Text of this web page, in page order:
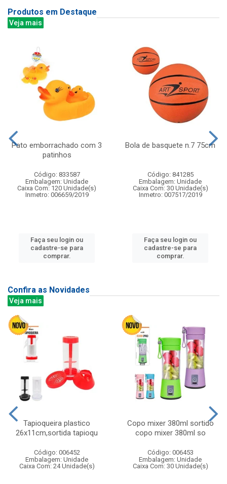
Produtos em Destaque
Veja mais
Pato emborrachado com 3
patinhos
Código: 833587
Embalagem: Unidade
Caixa Com: 120 Unidade(s)
Inmetro: 006659/2019
Faça seu login ou
cadastre-se para
comprar.
Bola de basquete n.7 75cm
Código: 841285
Embalagem: Unidade
Caixa Com: 30 Unidade(s)
Inmetro: 007517/2019
Faça seu login ou
cadastre-se para
comprar.
Confira as Novidades
Veja mais
Tapioqueira plastico
26x11cm,sortida tapioqu
Código: 006452
Embalagem: Unidade
Caixa Com: 24 Unidade(s)
Copo mixer 380ml sortido
copo mixer 380ml so
Código: 006453
Embalagem: Unidade
Caixa Com: 30 Unidade(s)